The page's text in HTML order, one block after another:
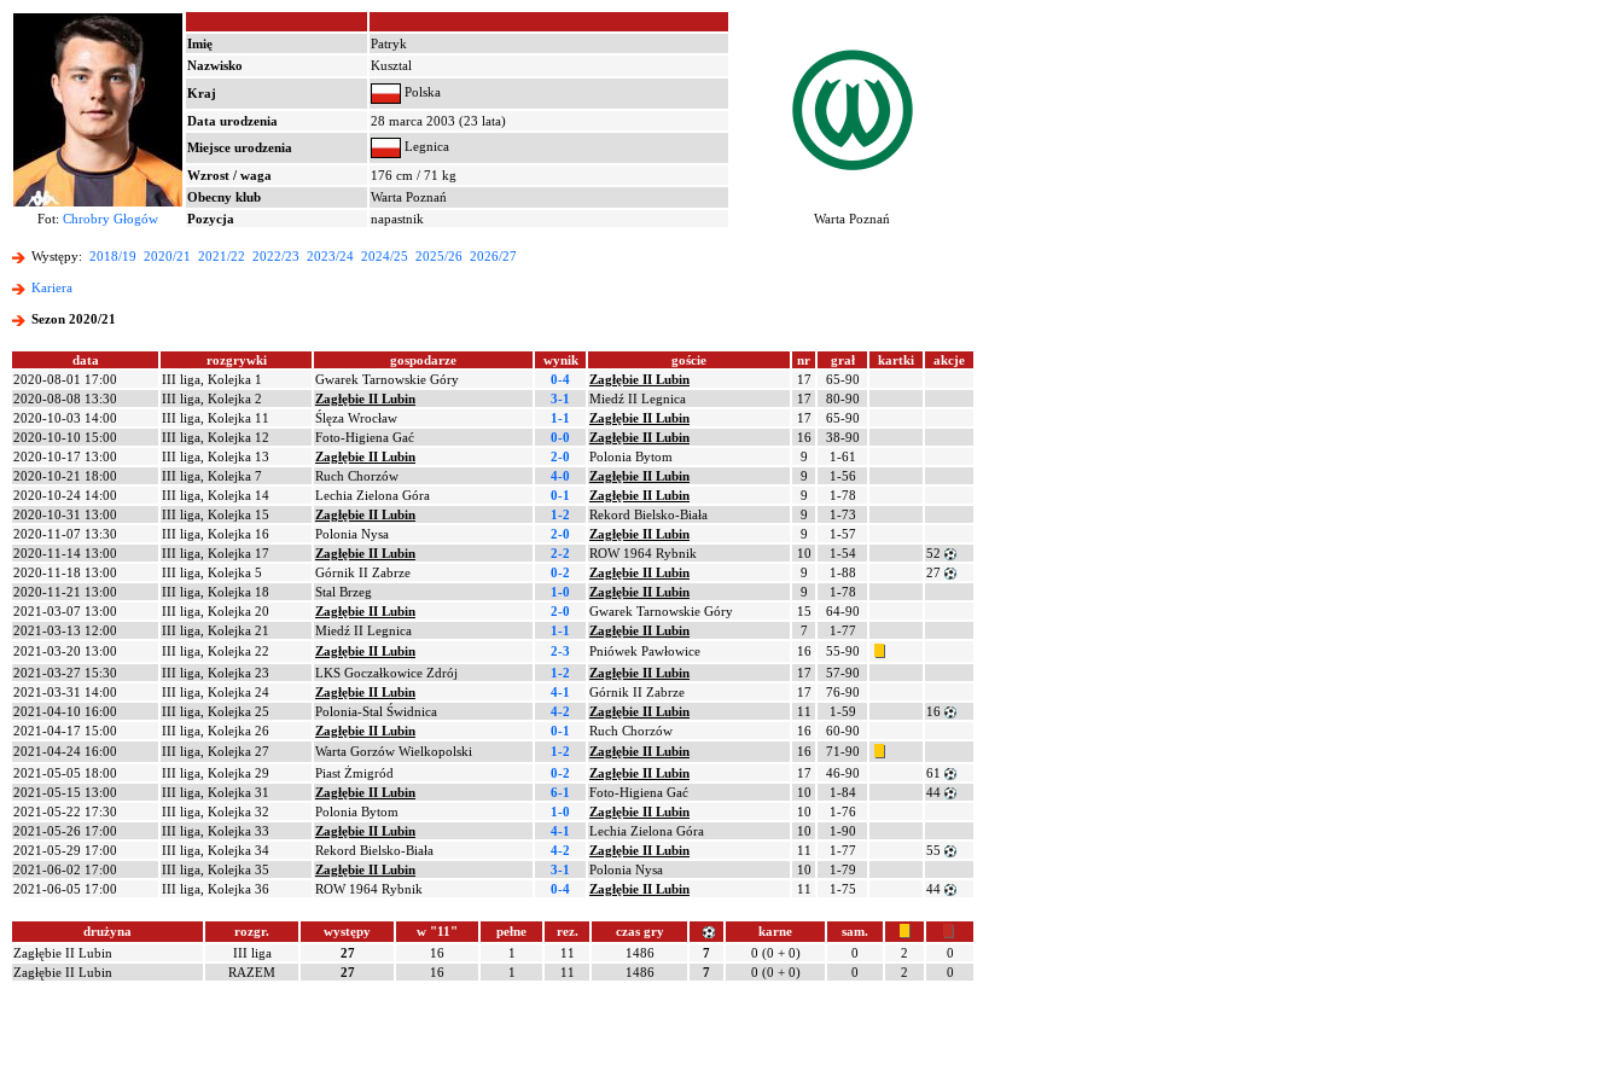
Imię
Patryk
Nazwisko
Kusztal
Kraj
Polska
Data urodzenia
28 marca 2003 (23 lata)
Miejsce urodzenia
Legnica
Wzrost / waga
176 cm / 71 kg
Obecny klub
Warta Poznań
Fot: Chrobry Głogów Pozycja napastnik Warta Poznań
Występy: 2018/19 2020/21 2021/22 2022/23 2023/24 2024/25 2025/26 2026/27
Kariera
Sezon 2020/21
data rozgrywki gospodarze wynik goście nr grał kartki
akcje
2020-08-01 17:00
III liga, Kolejka 1 Gwarek Tarnowskie Góry 0-4 Zagłębie II Lubin 17
65-90
2020-08-08 13:30
III liga, Kolejka 2 Zagłębie II Lubin 3-1 Miedź II Legnica 17
80-90
2020-10-03 14:00
III liga, Kolejka 11 Ślęza Wrocław 1-1 Zagłębie II Lubin 17
65-90
2020-10-10 15:00
III liga, Kolejka 12 Foto-Higiena Gać 0-0 Zagłębie II Lubin 16
38-90
2020-10-17 13:00
III liga, Kolejka 13 Zagłębie II Lubin 2-0 Polonia Bytom 9
1-61
2020-10-21 18:00
III liga, Kolejka 7 Ruch Chorzów 4-0 Zagłębie II Lubin 9
1-56
2020-10-24 14:00
III liga, Kolejka 14 Lechia Zielona Góra 0-1 Zagłębie II Lubin 9
1-78
2020-10-31 13:00
III liga, Kolejka 15 Zagłębie II Lubin 1-2 Rekord Bielsko-Biała 9
1-73
2020-11-07 13:30
III liga, Kolejka 16 Polonia Nysa 2-0 Zagłębie II Lubin 9
1-57
2020-11-14 13:00
III liga, Kolejka 17 Zagłębie II Lubin 2-2 ROW 1964 Rybnik 10 1-54
52
2020-11-18 13:00
III liga, Kolejka 5 Górnik II Zabrze 0-2 Zagłębie II Lubin 9 1-88
27
2020-11-21 13:00
III liga, Kolejka 18 Stal Brzeg 1-0 Zagłębie II Lubin 9
1-78
2021-03-07 13:00
III liga, Kolejka 20 Zagłębie II Lubin 2-0 Gwarek Tarnowskie Góry 15
64-90
2021-03-13 12:00
III liga, Kolejka 21 Miedź II Legnica 1-1 Zagłębie II Lubin 7
1-77
2021-03-20 13:00
III liga, Kolejka 22 Zagłębie II Lubin 2-3 Pniówek Pawłowice 16
55-90
2021-03-27 15:30
III liga, Kolejka 23 LKS Goczałkowice Zdrój 1-2 Zagłębie II Lubin 17
57-90
2021-03-31 14:00
III liga, Kolejka 24 Zagłębie II Lubin 4-1 Górnik II Zabrze 17
76-90
2021-04-10 16:00
III liga, Kolejka 25 Polonia-Stal Świdnica 4-2 Zagłębie II Lubin 11 1-59
16
2021-04-17 15:00
III liga, Kolejka 26 Zagłębie II Lubin 0-1 Ruch Chorzów 16
60-90
2021-04-24 16:00
III liga, Kolejka 27 Warta Gorzów Wielkopolski 1-2 Zagłębie II Lubin 16
71-90
2021-05-05 18:00
III liga, Kolejka 29 Piast Żmigród 0-2 Zagłębie II Lubin 17 46-90
61
2021-05-15 13:00
III liga, Kolejka 31 Zagłębie II Lubin 6-1 Foto-Higiena Gać 10 1-84
44
2021-05-22 17:30
III liga, Kolejka 32 Polonia Bytom 1-0 Zagłębie II Lubin 10
1-76
2021-05-26 17:00
III liga, Kolejka 33 Zagłębie II Lubin 4-1 Lechia Zielona Góra 10
1-90
2021-05-29 17:00
III liga, Kolejka 34 Rekord Bielsko-Biała 4-2 Zagłębie II Lubin 11 1-77
55
2021-06-02 17:00
III liga, Kolejka 35 Zagłębie II Lubin 3-1 Polonia Nysa 10
1-79
2021-06-05 17:00
III liga, Kolejka 36 ROW 1964 Rybnik 0-4 Zagłębie II Lubin 11 1-75 44
drużyna rozgr. występy w "11" pełne rez. czas gry karne
sam.
Zagłębie II Lubin
III liga 27 16 1 11 1486 7 0 (0 + 0) 0 2
0
Zagłębie II Lubin
RAZEM 27 16 1 11 1486 7 0 (0 + 0) 0 2 0